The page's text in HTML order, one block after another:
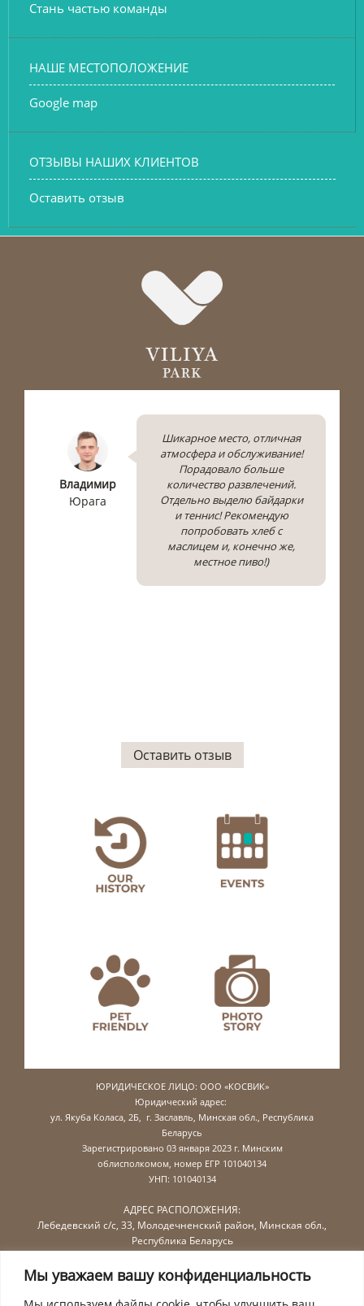
Мы уважаем вашу конфиденциальность
Стань частью команды
НАШЕ МЕСТОПОЛОЖЕНИЕ
Google map
ОТЗЫВЫ НАШИХ КЛИЕНТОВ
Оставить отзыв
Шикарное место, отличная
атмосфера и обслуживание!
Порадовало больше
количество развлечений.
Отдельно выделю байдарки
и теннис! Рекомендую
попробовать хлеб с
маслицем и, конечно же,
местное пиво!)
Владимир
Юрага
Оставить отзыв
ЮРИДИЧЕСКОЕ ЛИЦО: ООО «КОСВИК»
Юридический адрес:
ул. Якуба Коласа, 2Б, г. Заславль, Минская обл., Республика
Беларусь
Зарегистрировано 03 января 2023 г. Минским
облисполкомом, номер ЕГР 101040134
УНП: 101040134
АДРЕС РАСПОЛОЖЕНИЯ:
Лебедевский с/с, 33, Молодечненский район, Минская обл.,
Республика Беларусь
Тел. ☏+375 176 797117
Тел.моб. ☏
+375 44 774 07 77
viliyapark.by